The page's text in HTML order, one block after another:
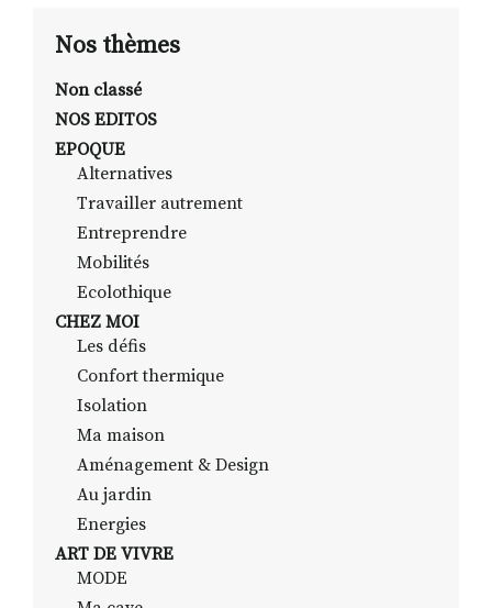
ALTER STRADA
ROSÉE DE MAI
RECHERCHER
Nos thèmes
Non classé
NOS EDITOS
EPOQUE
Alternatives
Travailler autrement
Entreprendre
Mobilités
Ecolothique
CHEZ MOI
Les défis
Confort thermique
Isolation
Ma maison
Aménagement & Design
Au jardin
Energies
ART DE VIVRE
MODE